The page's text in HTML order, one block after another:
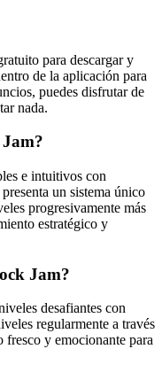
para descargar y
de la aplicación para
puedes disfrutar de
nada.
e intuitivos con
un sistema único
progresivamente más
estratégico y
Jam?
desafiantes con
regularmente a través
fresco y emocionante para